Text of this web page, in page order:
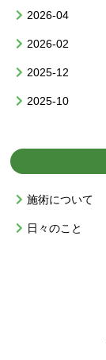
2026-04
2026-02
2025-12
2025-10
施術について
日々のこと